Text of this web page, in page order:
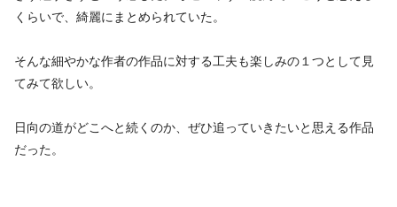
くらいで、綺麗にまとめられていた。
そんな細やかな作者の作品に対する工夫も楽しみの１つとして見
てみて欲しい。
日向の道がどこへと続くのか、ぜひ追っていきたいと思える作品
だった。